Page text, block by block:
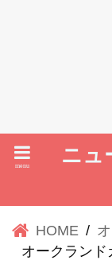
ニュ
menu
HOME
オークラン